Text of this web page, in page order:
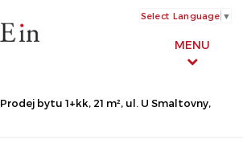
MENU
Select Language ▼
Prodej bytu 1+kk, 21 m², ul. U Smaltovny,